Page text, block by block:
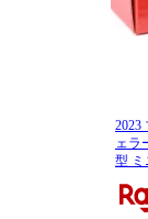
2023
ェラ
型 ミ